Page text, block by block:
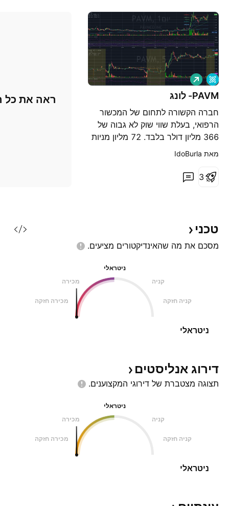
PAVM- לונג
חברה הקשורה לתחום של המכשור
הרפואי, בעלת שווי שוק לא גבוה של
366 מליון דולר בלבד. 72 מליון מניות
בפלואט ומעט שורטיטסטים במנייה.
מרץ שהובילה ללחץ שלילי כלפי מעלה
ל
ו
נ
מאת ‎IdoBurla‎
3
ראה את כל
טכני
מסכם את מה שהאינדיקטורים מציעים.
ניטראלי
מכירה
קניה
מכירה חזקה קניה חזקה
ניטראלי
דירוג אנליסטים
תצוגה מצטברת של דירוגי המקצוענים.
ניטראלי
מכירה
קניה
מכירה חזקה קניה חזקה
ניטראלי